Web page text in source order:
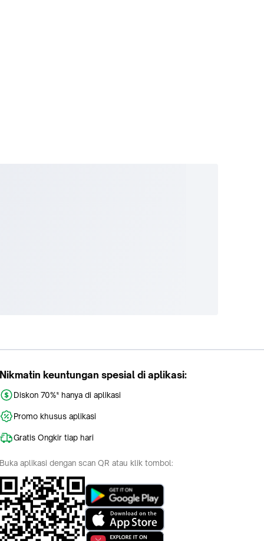
Nikmatin keuntungan spesial di aplikasi:
Diskon 70%* hanya di aplikasi
Promo khusus aplikasi
Gratis Ongkir tiap hari
Buka aplikasi dengan scan QR atau klik tombol: